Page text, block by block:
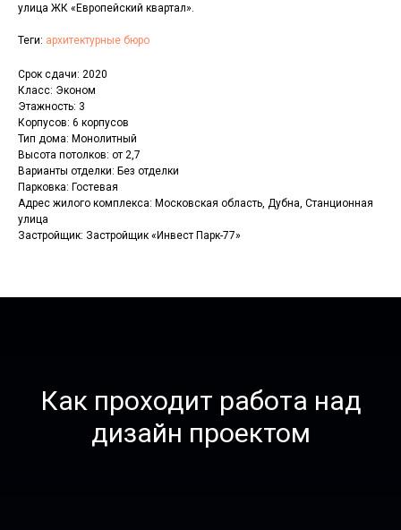
улица ЖК «Европейский квартал».
Теги: архитектурные бюро
Срок сдачи: 2020
Класс: Эконом
Этажность: 3
Корпусов: 6 корпусов
Тип дома: Монолитный
Высота потолков: от 2,7
Варианты отделки: Без отделки
Парковка: Гостевая
Адрес жилого комплекса: Московская область, Дубна, Станционная
улица
Застройщик: Застройщик «Инвест Парк-77»
Как проходит работа над
дизайн проектом